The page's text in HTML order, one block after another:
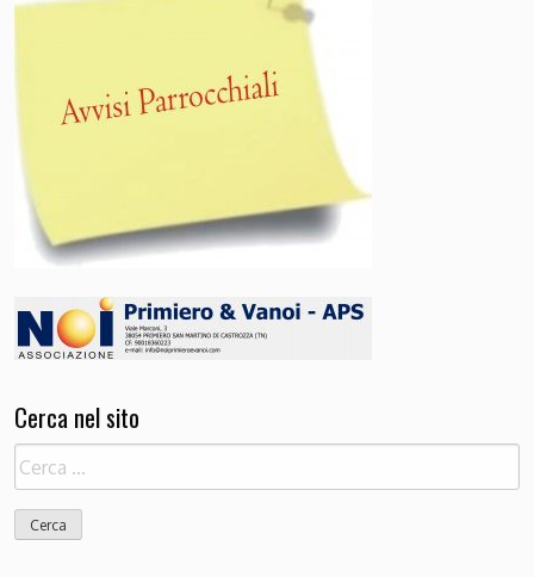
Cerca nel sito
Ricerca
per: